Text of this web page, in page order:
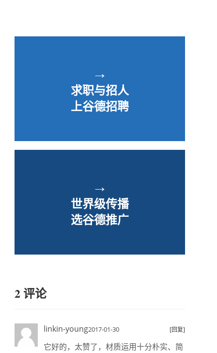
→
求职与招人
上谷德招聘
→
世界级传播
选谷德推广
2 评论
linkin-young2017-01-30 [回复]
它好的，太赞了，材质运用十分朴实、简